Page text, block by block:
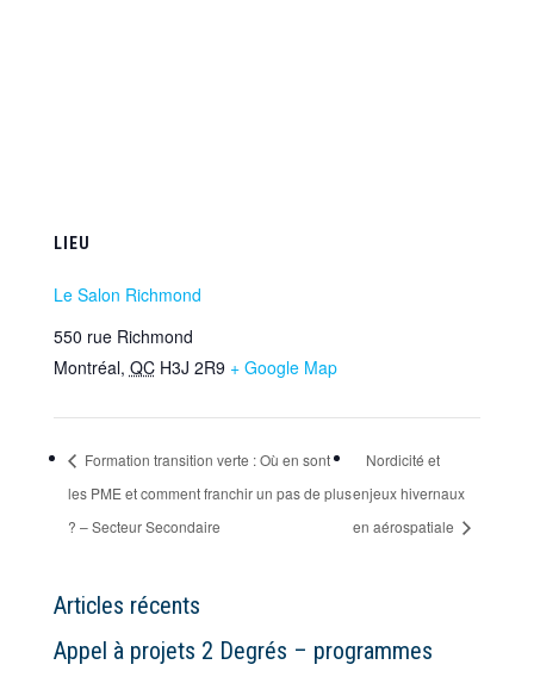
LIEU
Le Salon Richmond
550 rue Richmond
Montréal, QC H3J 2R9 + Google Map
Formation transition verte : Où en sont
les PME et comment franchir un pas de plus
? – Secteur Secondaire
Nordicité et
enjeux hivernaux
en aérospatiale
Articles récents
Appel à projets 2 Degrés – programmes